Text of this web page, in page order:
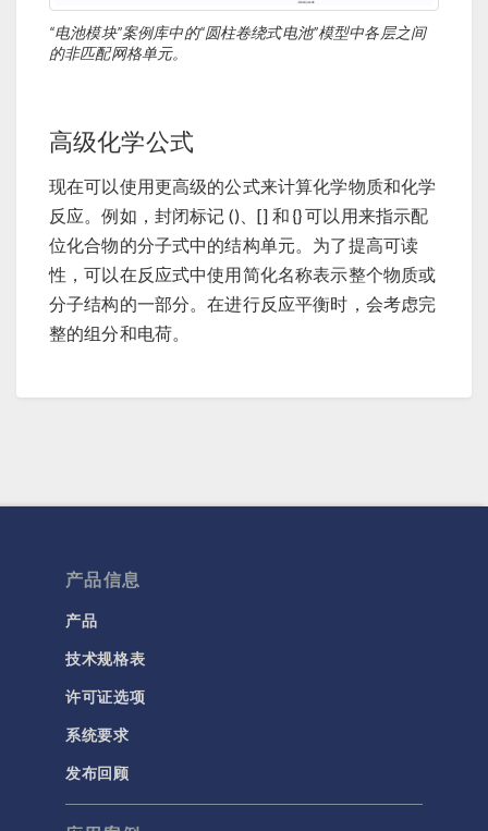
“电池模块”案例库中的“圆柱卷绕式电池”模型中各层之间
的非匹配网格单元。
高级化学公式
现在可以使用更高级的公式来计算化学物质和化学
反应。例如，封闭标记 ()、[] 和 {} 可以用来指示配
位化合物的分子式中的结构单元。为了提高可读
性，可以在反应式中使用简化名称表示整个物质或
分子结构的一部分。在进行反应平衡时，会考虑完
整的组分和电荷。
产品信息
产品
技术规格表
许可证选项
系统要求
发布回顾